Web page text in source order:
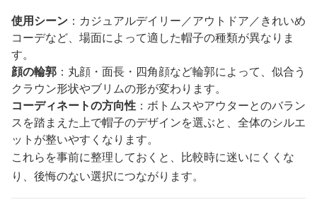
使用シーン ：カジュアルデイリー／アウトドア／きれいめ
コーデなど、場面によって適した帽子の種類が異なりま
す。
顔の輪郭 ：丸顔・面長・四角顔など輪郭によって、似合う
クラウン形状やブリムの形が変わります。
コーディネートの方向性 ：ボトムスやアウターとのバラン
スを踏まえた上で帽子のデザインを選ぶと、全体のシルエ
ットが整いやすくなります。
これらを事前に整理しておくと、比較時に迷いにくくな
り、後悔のない選択につながります。